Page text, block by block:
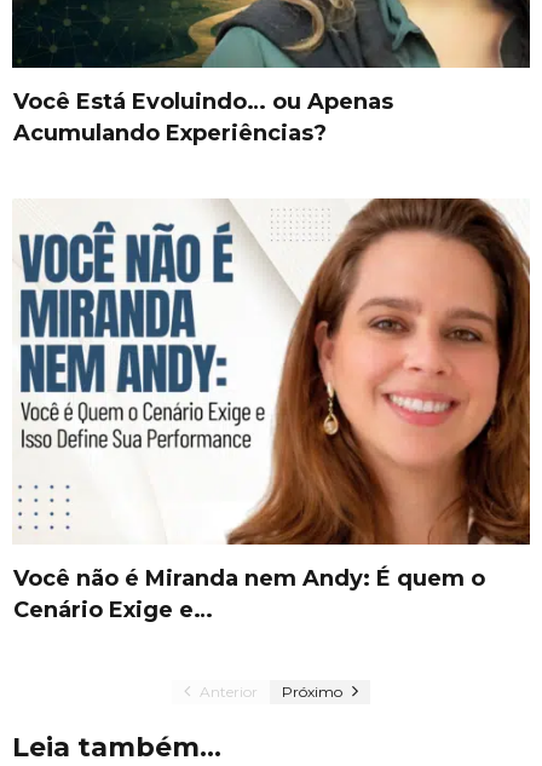
Você Está Evoluindo… ou Apenas
Acumulando Experiências?
Você não é Miranda nem Andy: É quem o
Cenário Exige e…
Anterior Próximo
Leia também...